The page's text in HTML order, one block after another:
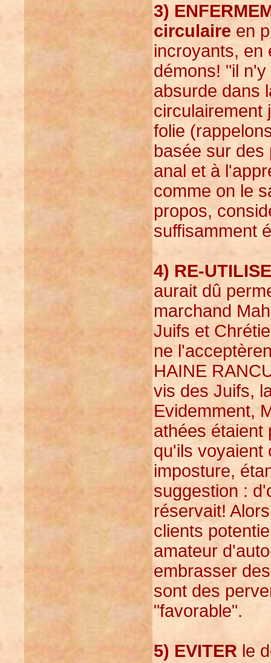
3)
circulaire en
incroyants, en
démons! "il
absurde dans
circulairement
folie
basée sur des
anal et à
comme on le
propos,
suffisamment
4) RE-
aurait dû
marchand
Juifs et
ne
HAINE
vis des Juifs,
Evidemment,
athées étaient
qu'ils voyaient
imposture,
suggestion :
réservait!
clients
amateur
embrasser
sont des
"favorable".
5) EVITER le